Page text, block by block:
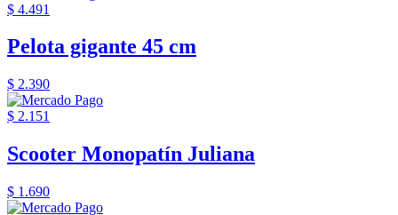
$ 4.491
Pelota gigante 45 cm
$ 2.390
$ 2.151
Scooter Monopatín Juliana
$ 1.690